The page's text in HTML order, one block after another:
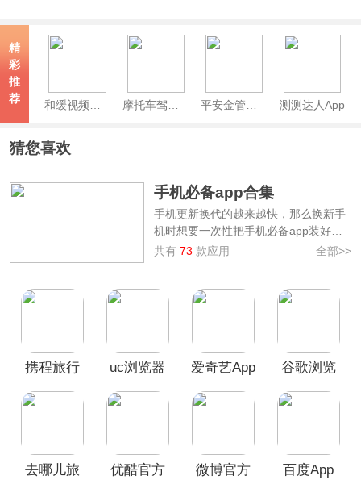
精
彩
推
荐
测测达人App
猜您喜欢
手机必备app合集
手机更新换代的越来越快，那么换新手
机时想要一次性把手机必备app装好，
不妨来看看本站整理制作的
手机必备
率比较高的app，而且这些应用可以让
件功能不同、适用人群也不一样，大家
可以根据个人需求和偏好进行下载。
共有73 款应用 全部>>
携程旅行
uc浏览器
爱奇艺App
谷歌浏览
去哪儿旅
优酷官方
微博官方
百度App